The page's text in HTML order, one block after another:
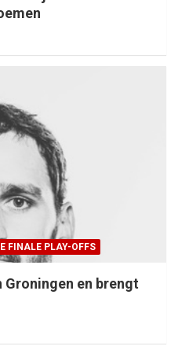
FINALE PLAY-OFFS
en brengt